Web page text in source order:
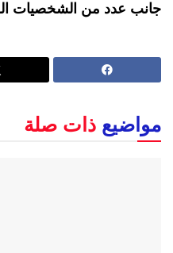
جانب عدد من الشخصيات
مواضيع ذات صلة